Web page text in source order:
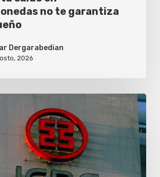
no te garantiza
Dergarabedian
2026